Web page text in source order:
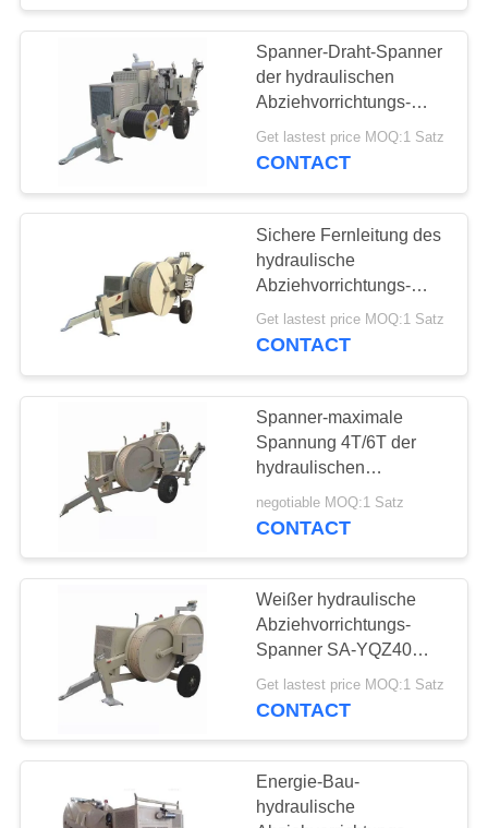
Turm-Aufrichtungs-
Werkzeuge
hydraulisches
Quetschwerkzeug
29
Persönliche
Sicherheits-
Werkzeuge
Spanner-Draht-Spanner
der hydraulischen
Abziehvorrichtungs-
90KN für das Aufreihen
der obenliegenden Linie
Get lastest price MOQ:1 Satz
CONTACT
Sichere Fernleitung des
hydraulische
Abziehvorrichtungs-
Spanner-SA-YZ2X40B,
die Ausrüstung aufreiht
Get lastest price MOQ:1 Satz
CONTACT
Spanner-maximale
Spannung 4T/6T der
hydraulischen
Abziehvorrichtungs-
40KN für Transmisions-
negotiable MOQ:1 Satz
CONTACT
Weißer hydraulische
Abziehvorrichtungs-
Spanner SA-YQZ40
40KN für
ziehenden/Spannleiter
Get lastest price MOQ:1 Satz
CONTACT
Energie-Bau-
hydraulische